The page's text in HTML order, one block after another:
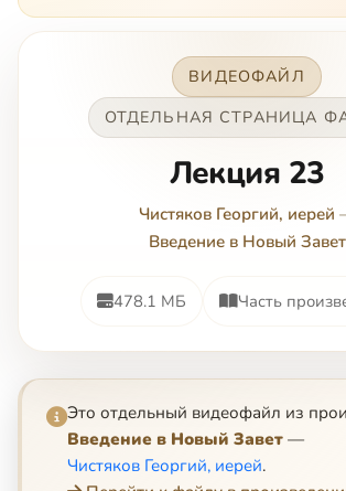
ВИДЕОФАЙЛ
ОТДЕЛЬНАЯ СТРАНИЦА
Лекция 23
Чистяков Георгий, иерей
Введение в Новый Завет
478.1 МБ Часть
Это отдельный видеофайл из
Введение в Новый Завет —
Чистяков Георгий, иерей.